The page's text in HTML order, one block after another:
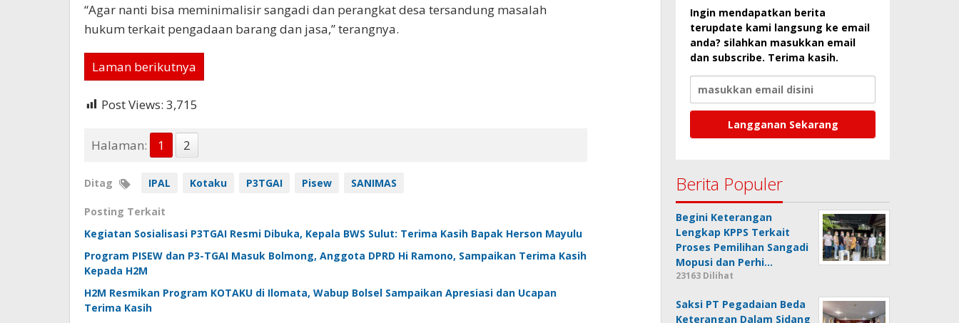
“Agar nanti bisa meminimalisir sangadi dan perangkat desa tersandung masalah
hukum terkait pengadaan barang dan jasa,” terangnya.
Laman berikutnya
Post Views: 3,715
Halaman: 1 2
Ditag IPAL Kotaku P3TGAI Pisew SANIMAS
Posting Terkait
Kegiatan Sosialisasi P3TGAI Resmi Dibuka, Kepala BWS Sulut: Terima Kasih Bapak Herson Mayulu
Program PISEW dan P3-TGAI Masuk Bolmong, Anggota DPRD Hi Ramono, Sampaikan Terima Kasih
Kepada H2M
H2M Resmikan Program KOTAKU di Ilomata, Wabup Bolsel Sampaikan Apresiasi dan Ucapan
Terima Kasih
Ingin mendapatkan berita
terupdate kami langsung ke email
anda? silahkan masukkan email
dan subscribe. Terima kasih.
Berita Populer
Begini Keterangan
Lengkap KPPS Terkait
Proses Pemilihan Sangadi
Mopusi dan Perhi…
23163 Dilihat
Saksi PT Pegadaian Beda
Keterangan Dalam Sidang